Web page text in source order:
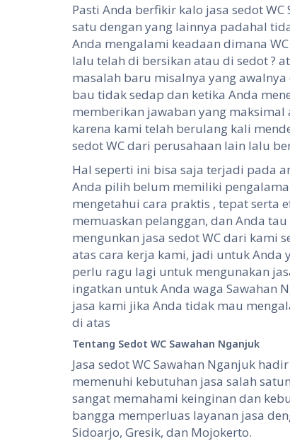
Pasti Anda berfikir kalo jasa sedot
satu dengan yang lainnya padahal
Anda mengalami keadaan dimana
lalu telah di bersikan atau di sedot ?
masalah baru misalnya yang
bau tidak sedap dan ketika Anda
memberikan jawaban yang
karena kami telah berulang kali
sedot WC dari perusahaan lain lalu
Hal seperti ini bisa saja terjadi pada
Anda pilih belum memiliki
mengetahui cara praktis , tepat serta
memuaskan pelanggan, dan Anda
mengunkan jasa sedot WC dari kami
atas cara kerja kami, jadi untuk Anda
perlu ragu lagi untuk mengunakan
ingatkan untuk Anda waga Sawahan
jasa kami jika Anda tidak mau
di atas
Tentang Sedot WC Sawahan Nganjuk
Jasa sedot WC Sawahan Nganjuk
memenuhi kebutuhan jasa salah
sangat memahami keinginan dan
bangga memperluas layanan jasa
Sidoarjo, Gresik, dan Mojokerto.